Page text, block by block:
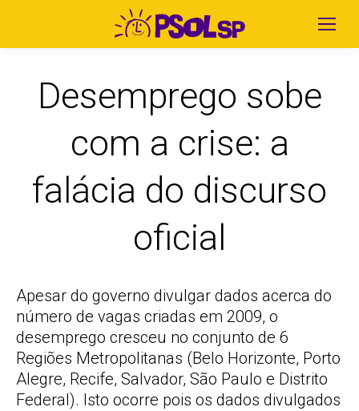
Desemprego sobe
com a crise: a
falácia do discurso
oficial
Apesar do governo divulgar dados acerca do
número de vagas criadas em 2009, o
desemprego cresceu no conjunto de 6
Regiões Metropolitanas (Belo Horizonte, Porto
Alegre, Recife, Salvador, São Paulo e Distrito
Federal). Isto ocorre pois os dados divulgados